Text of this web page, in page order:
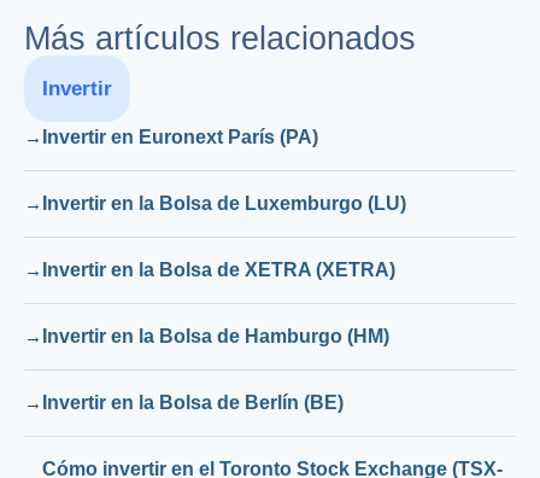
Más artículos relacionados
Invertir
Invertir en Euronext París (PA)
Invertir en la Bolsa de Luxemburgo (LU)
Invertir en la Bolsa de XETRA (XETRA)
Invertir en la Bolsa de Hamburgo (HM)
Invertir en la Bolsa de Berlín (BE)
Cómo invertir en el Toronto Stock Exchange (TSX-